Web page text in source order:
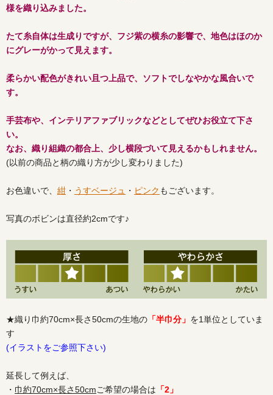
様を織り込みました。
たて糸自体は生成りですが、フジ紫の横糸の影響で、地色はほのか
にグレーがかって見えます。
柔らかい配色がきれい且つ上品で、ソフトでしなやかな風合いで
す。
手芸布や、インテリアファブリックなどとしてぜひお役立て下さ
い。
なお、織り組織の都合上、少し横段づいて見えるかもしれません。
(以前の商品と柄の織り方が少し変わりました)
お色違いで、 紺 ・ うすベージュ ・ ピンク もございます。
写真のボビンは直径約2cmです♪
★織り巾約70cm×長さ50cmの生地の 「半巾分」 を1単位としていま
す
(イラストをご参照下さい)
延長して例えば、
・ 巾約70cm×長さ50cmご希望の場合は 「2」